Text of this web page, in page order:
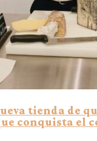
tienda de
conquista el